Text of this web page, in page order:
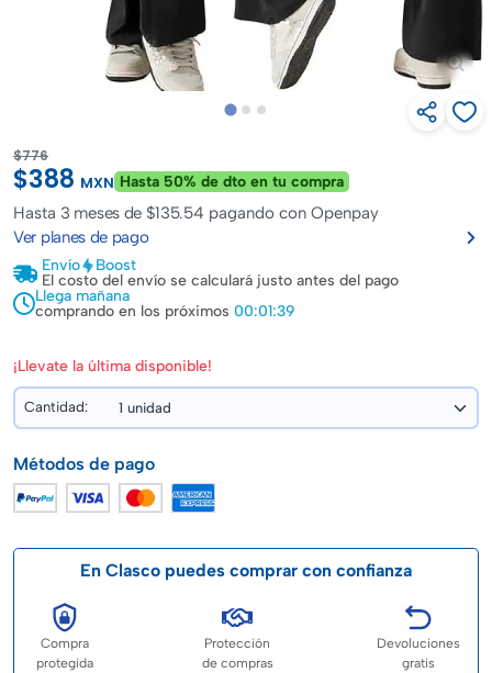
$776
$388 MXN Hasta 50% de dto en tu compra
Hasta 3 meses de $135.54 pagando con Openpay
Ver planes de pago
Envío
Boost
El costo del envío se calculará justo antes del pago
Llega mañana
comprando en los próximos 00:01:38
¡Llevate la última disponible!
Cantidad:
Métodos de pago
En Clasco puedes comprar con confianza
Compra
protegida
Protección
de compras
Devoluciones
gratis